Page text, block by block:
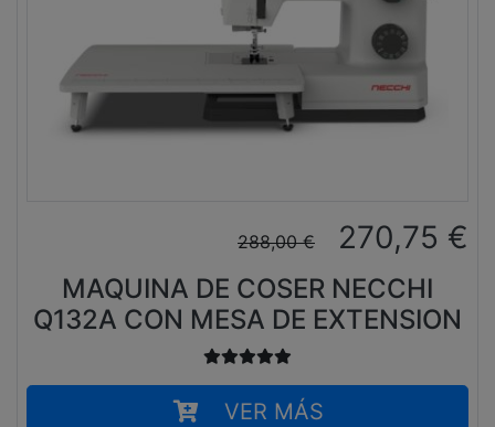
288,00 € 270,75 €
MAQUINA DE COSER NECCHI
Q132A CON MESA DE EXTENSION
VER MÁS